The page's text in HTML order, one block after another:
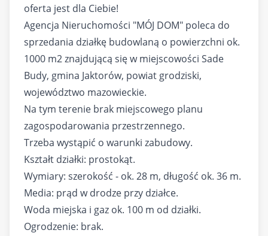
oferta jest dla Ciebie!
Agencja Nieruchomości "MÓJ DOM" poleca do
sprzedania działkę budowlaną o powierzchni ok.
1000 m2 znajdującą się w miejscowości Sade
Budy, gmina Jaktorów, powiat grodziski,
województwo mazowieckie.
Na tym terenie brak miejscowego planu
zagospodarowania przestrzennego.
Trzeba wystąpić o warunki zabudowy.
Kształt działki: prostokąt.
Wymiary: szerokość - ok. 28 m, długość ok. 36 m.
Media: prąd w drodze przy działce.
Woda miejska i gaz ok. 100 m od działki.
Ogrodzenie: brak.